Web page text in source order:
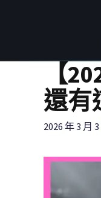
【
還有
2026 年 3 月 3